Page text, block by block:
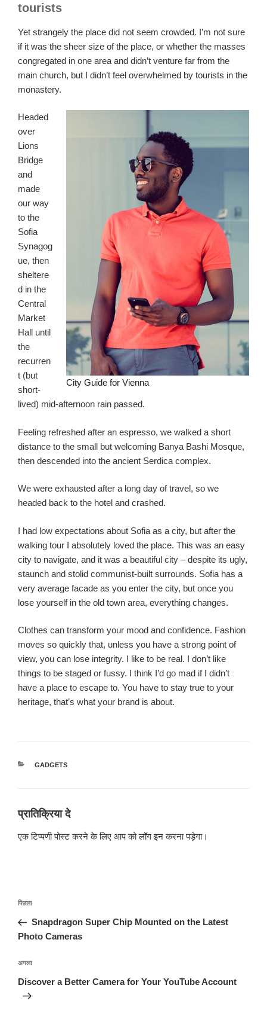
tourists
Yet strangely the place did not seem crowded. I’m not sure
if it was the sheer size of the place, or whether the masses
congregated in one area and didn’t venture far from the
main church, but I didn’t feel overwhelmed by tourists in the
monastery.
City Guide for Vienna
Headed
over
Lions
Bridge
and
made
our way
to the
Sofia
Synagog
ue, then
sheltere
d in the
Central
Market
Hall until
the
recurren
t (but
short-
lived) mid-afternoon rain passed.
Feeling refreshed after an espresso, we walked a short
distance to the small but welcoming Banya Bashi Mosque,
then descended into the ancient Serdica complex.
We were exhausted after a long day of travel, so we
headed back to the hotel and crashed.
I had low expectations about Sofia as a city, but after the
walking tour I absolutely loved the place. This was an easy
city to navigate, and it was a beautiful city – despite its ugly,
staunch and stolid communist-built surrounds. Sofia has a
very average facade as you enter the city, but once you
lose yourself in the old town area, everything changes.
Clothes can transform your mood and confidence. Fashion
moves so quickly that, unless you have a strong point of
view, you can lose integrity. I like to be real. I don’t like
things to be staged or fussy. I think I’d go mad if I didn’t
have a place to escape to. You have to stay true to your
heritage, that’s what your brand is about.
श्रेणियाँ
GADGETS
प्रातिक्रिया दे
एक टिप्पणी पोस्ट करने के लिए आप कोलॉग इनकरना पड़ेगा।
पोस्ट
पिछला
पोस्ट:
पिछला
Snapdragon Super Chip Mounted on the Latest
Photo Cameras
अगली
पोस्ट
अगला
Discover a Better Camera for Your YouTube Account